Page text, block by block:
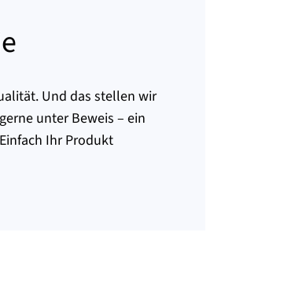
Und das stellen wir
unter Beweis – ein
Ihr Produkt